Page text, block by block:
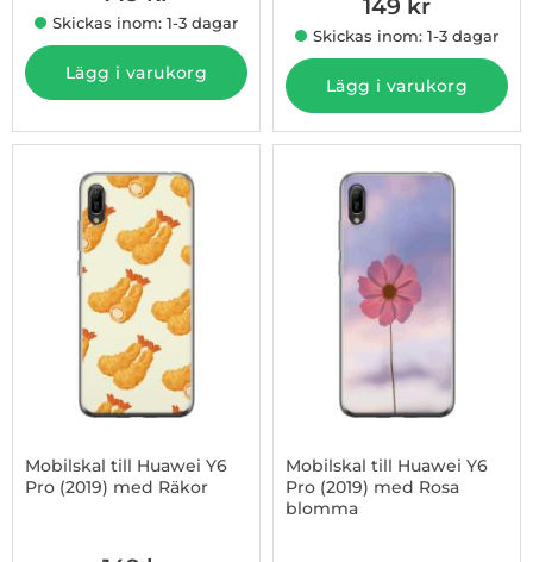
Skickas inom: 1-3 dagar
Lägg i varukorg
149 kr
Skickas inom: 1-3 dagar
Lägg i varukorg
Mobilskal till Huawei Y6
Pro (2019) med Räkor
Mobilskal till Huawei Y6
Pro (2019) med Rosa
blomma